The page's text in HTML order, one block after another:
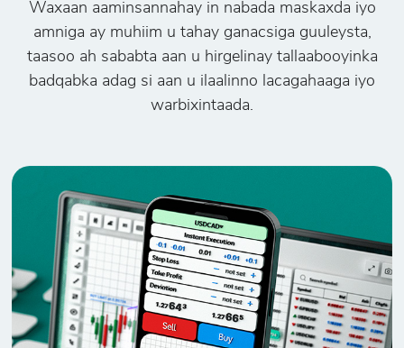
Waxaan aaminsannahay in nabada maskaxda iyo
amniga ay muhiim u tahay ganacsiga guuleysta,
taasoo ah sababta aan u hirgelinay tallaabooyinka
badqabka adag si aan u ilaalinno lacagahaaga iyo
warbixintaada.